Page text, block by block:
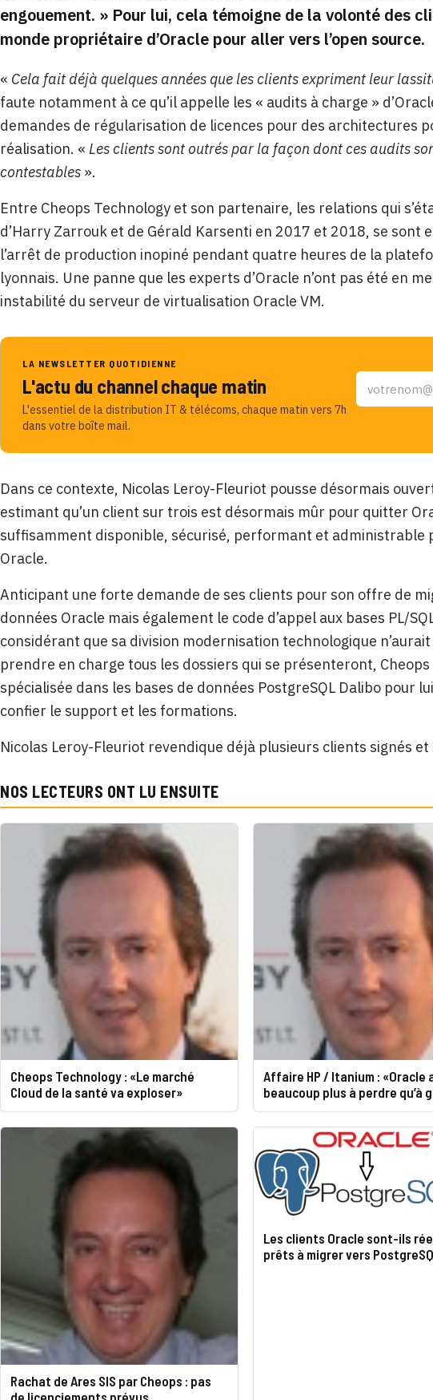
engouement. » Pour lui, cela témoigne de la volonté des
monde propriétaire d’Oracle pour aller vers l’open source.
« Cela fait déjà quelques années que les clients expriment leur
faute notamment à ce qu’il appelle les « audits à charge »
demandes de régularisation de licences pour des architectures
réalisation. « Les clients sont outrés par la façon dont ces audits
contestables ».
Entre Cheops Technology et son partenaire, les relations qui
d’Harry Zarrouk et de Gérald Karsenti en 2017 et 2018, se sont
l’arrêt de production inopiné pendant quatre heures de la
lyonnais. Une panne que les experts d’Oracle n’ont pas été en
instabilité du serveur de virtualisation Oracle VM.
LA NEWSLETTER QUOTIDIENNE
L'actu du channel chaque matin
L'essentiel de la distribution IT & télécoms, chaque matin vers 7h
dans votre boîte mail.
Dans ce contexte, Nicolas Leroy-Fleuriot pousse désormais
estimant qu’un client sur trois est désormais mûr pour quitter
suffisamment disponible, sécurisé, performant et administrable
Oracle.
Anticipant une forte demande de ses clients pour son offre de
données Oracle mais également le code d’appel aux bases PL/
considérant que sa division modernisation technologique
prendre en charge tous les dossiers qui se présenteront, Cheops
spécialisée dans les bases de données PostgreSQL Dalibo pour
confier le support et les formations.
Nicolas Leroy-Fleuriot revendique déjà plusieurs clients signés
NOS LECTEURS ONT LU ENSUITE
Cheops Technology : «Le marché
Cloud de la santé va exploser»
Affaire HP / Itanium : «Oracle
beaucoup plus à perdre qu’à
Rachat de Ares SIS par Cheops : pas
de licenciements prévus
Les clients Oracle sont-ils
prêts à migrer vers